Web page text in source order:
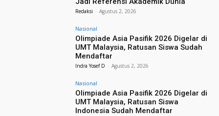
Redaksi - Agustus 2, 2026
Nasional
Olimpiade Asia Pasifik 2026 Digelar di
UMT Malaysia, Ratusan Siswa Sudah
Mendaftar
Indra Yosef D - Agustus 2, 2026
Nasional
Olimpiade Asia Pasifik 2026 Digelar di
UMT Malaysia, Ratusan Siswa
Indonesia Sudah Mendaftar